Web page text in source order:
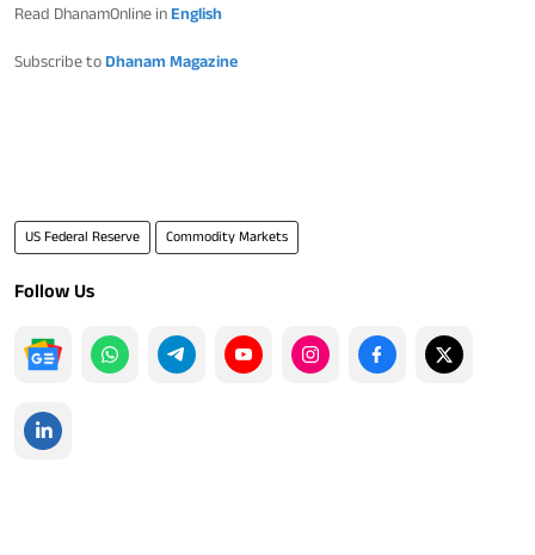
Read DhanamOnline in English
Subscribe to Dhanam Magazine
US Federal Reserve Commodity Markets
Follow Us